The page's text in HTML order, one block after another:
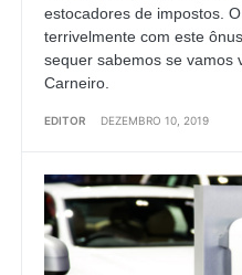
estocadores de impostos.
terrivelmente com este
sequer sabemos se vamos
Carneiro.
EDITOR DEZEMBRO 10, 2019